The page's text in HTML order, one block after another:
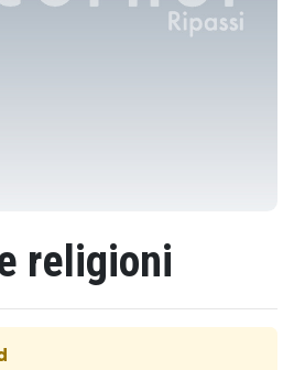
religioni